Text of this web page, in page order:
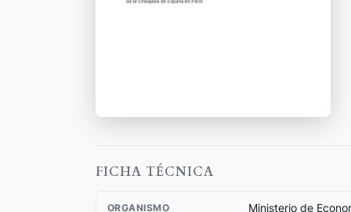
FICHA TÉCNICA
ORGANISMO Ministerio de